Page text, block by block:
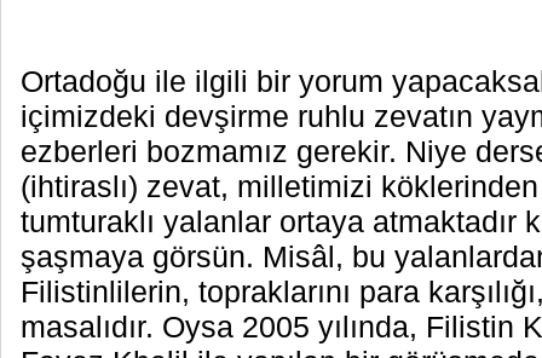
Ortadoğu ile ilgili bir yorum
içimizdeki devşirme ruhlu zevatın
ezberleri bozmamız gerekir. Niye
(ihtiraslı) zevat, milletimizi
tumturaklı yalanlar ortaya atmaktadır
şaşmaya görsün. Misâl, bu
Filistinlilerin, topraklarını para
masalıdır. Oysa 2005 yılında, Filistin